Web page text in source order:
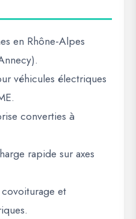
en Rhône-Alpes
véhicules électriques
converties à
rapide sur axes
et